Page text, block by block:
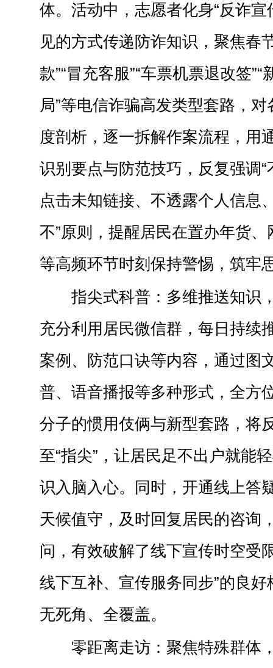
体。 活动中，志愿者化身“反诈宣
见的方式传递防诈知识 ， 聚焦春
款”“冒充客服”“车票机票退改签”“
局”等电信诈骗高发类型套路 ，
度剖析 ， 逐一拆解作案流程，用
识别要点与防范技巧，反复强调
点击未知链接、不透露个人信息
不”原则，提醒居民在置办年货
等高频环节时刻保持警惕，筑牢
指尖式科普：多维推送知识
充分利用居民微信群， 每日持续
案例、防范口诀等内容，通过图
普、语音播报等多种形式，全方
分子的惯用伎俩与新型套路，将
至“指尖”，让居民足不出户就能
识入脑入心。同时，开通线上答
天候值守，及时回复居民的咨询
问 ，有效破解了线下宣传时空受
线下互补、宣传服务同步”的良
无死角、全覆盖。
零距离走访：聚焦特殊群体